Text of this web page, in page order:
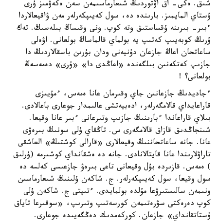
شىق. ەكى- اق اۆتوردىڭ شىعارماسىمەن سەن ەكەۋمىز ۇرى
ۇستاي المايمىز. بارىندە دە، سول كەيىپكەرلەر مەن ۋاقيعالاردا
ءبىر- بىرىنە ۇقساستىق وتە كوپ. ونى وقىساڭ بىلەسىڭ. تەك
ۇرىڭ كوبەيىپ كەتىپ يە بولماي قالماساڭ بولعانى. اۋەلى
ساعاتحان اعاڭ جازعان دۇنيەنى ودان بۇرىن باسقالاردىڭ دا
جازىپ كەتكەنىن بىلگەندە «اعاڭدى دا» «ۇرى» دەمەسەڭ
بولعانى؟ !
ءجاديدىڭ جازعانىن جاي وقىرمان عانا ەمەس، ءمۇيىزى
قاراعايداي قالامگەرلەر، ادەبيەتشى عالىمدار جوعارى باعالادى.
بىلاي قاراعاندا ءبارىنىڭ جازىپ وتىرعانى ءبىر عانا وقيعا.
شىنجاڭدىق قازاق قالامگەرى س. تاڭقاي ۇلى سونىڭ بىرەۋى
عانا. جانە ساعاتحاننىڭ وقيعالارى «قارالى كوشتىڭ» العاشقى
تاراۋلارىندا عانا قايتالانادى. جانە دە ەشقانداي كوشىرمە (ۇرلىق
) ەمەس. قازىردە بۇل وقيعانى تاعى بىرەۋ جازعىسى كەلسە دە
سول وقيعا، سول كەيىپكەرلەر. ج. شاكەن ۇلىنىڭ شىعارماسىن
ونىمەن سالىستىرۋعا مۇلدە بولمايدى. ءتىپتى ج. شاكەن ۇلى
كوپ دەرەكتى سۋرەتىمەن كورسەتىپ وتىرىپ، «سوقىرعا تاياق
ۇستاتقانداي» جازعان. كوركەمدىك دەڭگەيىدە جوعارى.